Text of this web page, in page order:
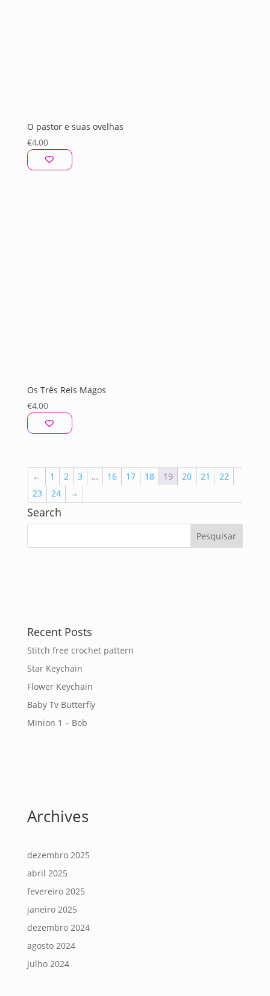
O pastor e suas ovelhas
€4,00
Os Três Reis Magos
€4,00
← 1 2 3 … 16 17 18 19 20 21
22
23
24 →
Search
Recent Posts
Stitch free crochet pattern
Star Keychain
Flower Keychain
Baby Tv Butterfly
Minion 1 – Bob
Archives
dezembro 2025
abril 2025
fevereiro 2025
janeiro 2025
dezembro 2024
agosto 2024
julho 2024